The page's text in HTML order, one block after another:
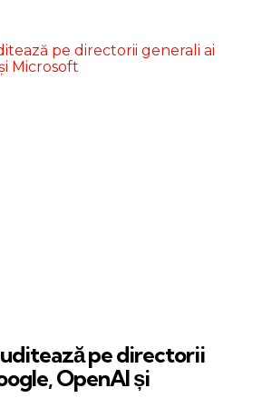
pe directorii
OpenAI și